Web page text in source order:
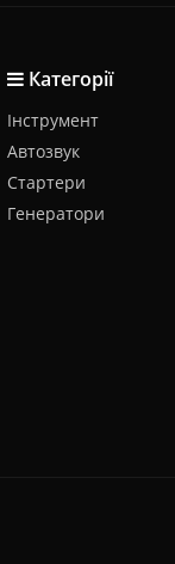
Категорії
Інструмент
Автозвук
Стартери
Генератори